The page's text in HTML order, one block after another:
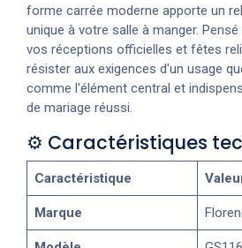
forme carrée moderne apporte un
unique à votre salle à manger.
vos réceptions officielles et fêtes
résister aux exigences d'un usage
comme l'élément central et
de mariage réussi.
⚙️ Caractéristiques
Caractéristique
Marque